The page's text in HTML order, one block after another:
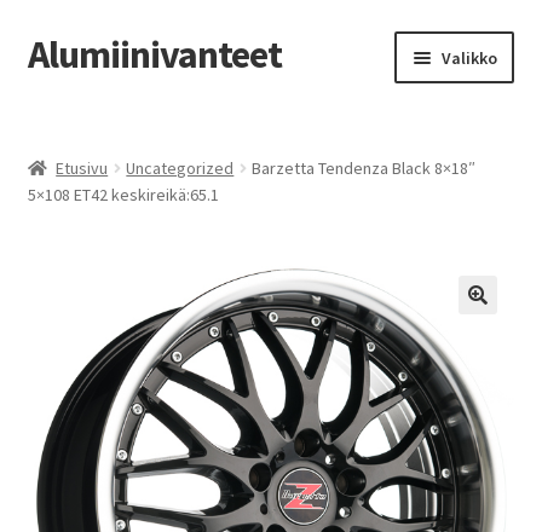
Siirry
navigointiin
Siirry
sisältöön
Alumiinivanteet Valikko
Kauppa
Vanteiden osto-opas
Auton renkaat
Yhteystiedot
Etusivu Uncategorized
Barzetta Tendenza Black 8×18″
5×108 ET42 keskireikä:65.1